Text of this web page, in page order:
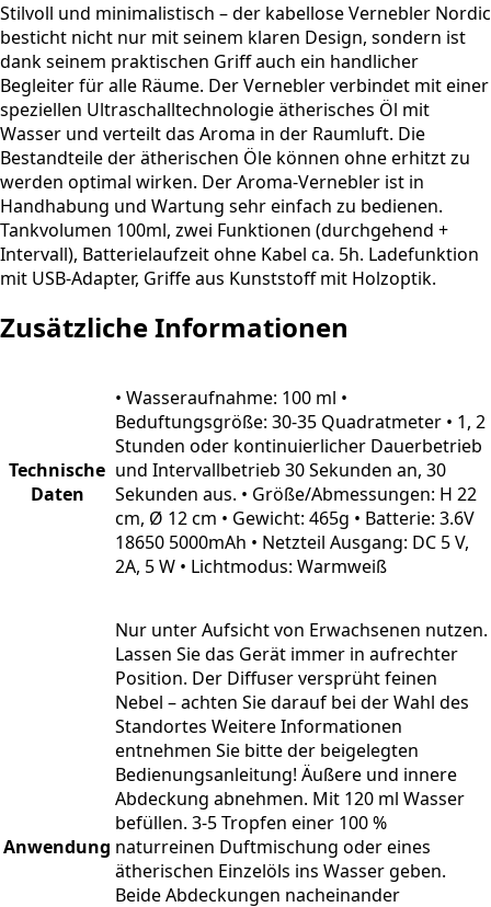
Stilvoll und minimalistisch – der kabellose Vernebler Nordic
besticht nicht nur mit seinem klaren Design, sondern ist
dank seinem praktischen Griff auch ein handlicher
Begleiter für alle Räume. Der Vernebler verbindet mit einer
speziellen Ultraschalltechnologie ätherisches Öl mit
Wasser und verteilt das Aroma in der Raumluft. Die
Bestandteile der ätherischen Öle können ohne erhitzt zu
werden optimal wirken. Der Aroma-Vernebler ist in
Handhabung und Wartung sehr einfach zu bedienen.
Tankvolumen 100ml, zwei Funktionen (durchgehend +
Intervall), Batterielaufzeit ohne Kabel ca. 5h. Ladefunktion
mit USB-Adapter, Griffe aus Kunststoff mit Holzoptik.
Zusätzliche Informationen
Technische
Daten
• Wasseraufnahme: 100 ml •
Beduftungsgröße: 30-35 Quadratmeter • 1, 2
Stunden oder kontinuierlicher Dauerbetrieb
und Intervallbetrieb 30 Sekunden an, 30
Sekunden aus. • Größe/Abmessungen: H 22
cm, Ø 12 cm • Gewicht: 465g • Batterie: 3.6V
18650 5000mAh • Netzteil Ausgang: DC 5 V,
2A, 5 W • Lichtmodus: Warmweiß
Anwendung
Nur unter Aufsicht von Erwachsenen nutzen.
Lassen Sie das Gerät immer in aufrechter
Position. Der Diffuser versprüht feinen
Nebel – achten Sie darauf bei der Wahl des
Standortes Weitere Informationen
entnehmen Sie bitte der beigelegten
Bedienungsanleitung! Äußere und innere
Abdeckung abnehmen. Mit 120 ml Wasser
befüllen. 3-5 Tropfen einer 100 %
naturreinen Duftmischung oder eines
ätherischen Einzelöls ins Wasser geben.
Beide Abdeckungen nacheinander